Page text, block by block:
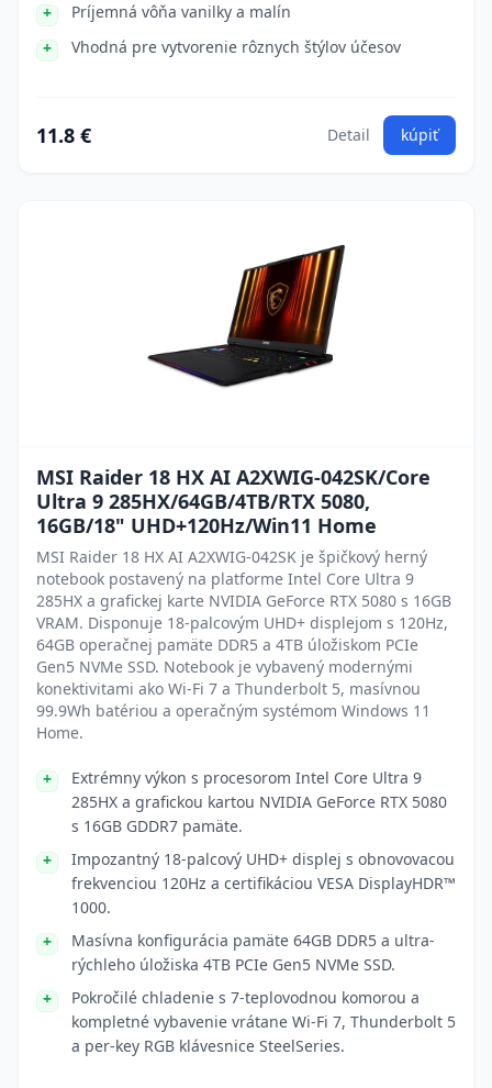
Príjemná vôňa vanilky a malín
Vhodná pre vytvorenie rôznych štýlov účesov
11.8 € Detail kúpiť
MSI Raider 18 HX AI A2XWIG-042SK/Core
Ultra 9 285HX/64GB/4TB/RTX 5080,
16GB/18" UHD+120Hz/Win11 Home
MSI Raider 18 HX AI A2XWIG-042SK je špičkový herný
notebook postavený na platforme Intel Core Ultra 9
285HX a grafickej karte NVIDIA GeForce RTX 5080 s 16GB
VRAM. Disponuje 18-palcovým UHD+ displejom s 120Hz,
64GB operačnej pamäte DDR5 a 4TB úložiskom PCIe
Gen5 NVMe SSD. Notebook je vybavený modernými
konektivitami ako Wi-Fi 7 a Thunderbolt 5, masívnou
99.9Wh batériou a operačným systémom Windows 11
Home.
Extrémny výkon s procesorom Intel Core Ultra 9
285HX a grafickou kartou NVIDIA GeForce RTX 5080
s 16GB GDDR7 pamäte.
Impozantný 18-palcový UHD+ displej s obnovovacou
frekvenciou 120Hz a certifikáciou VESA DisplayHDR™
1000.
Masívna konfigurácia pamäte 64GB DDR5 a ultra-
rýchleho úložiska 4TB PCIe Gen5 NVMe SSD.
Pokročilé chladenie s 7-teplovodnou komorou a
kompletné vybavenie vrátane Wi-Fi 7, Thunderbolt 5
a per-key RGB klávesnice SteelSeries.